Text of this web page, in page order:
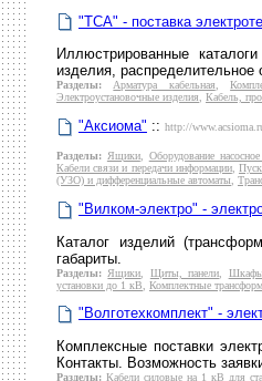
"TCA" - поставка
Иллюстрированные
изделия,
Разделы: Арматура кабельная ,
Электроустановочные изделия
Кабель,
"Аксиома" :: http://
Разделы: Ящики, Оборудование
Кабели связи и передачи информации,
(УЗО) и дифференциальные автоматы,
"Вилком-электро" -
Каталог изделий
габариты.
Разделы: Ящики Щиты, панели
установки до 1 кВ
Комплектные
"Волготехкомплект" -
Комплексные поставки
Контакты. Возможность
Разделы: Кабели силовые на 1 кВ для